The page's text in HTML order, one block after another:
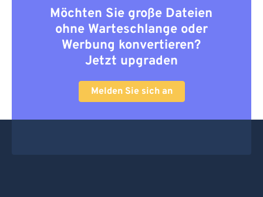
Möchten Sie große Dateien
ohne Warteschlange oder
Werbung konvertieren?
Jetzt upgraden
Melden Sie sich an